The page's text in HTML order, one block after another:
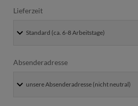
Lieferzeit
Absenderadresse